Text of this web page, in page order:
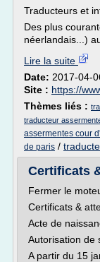
Traducteurs et
Des plus
néerlandais...)
Lire la suite
Date: 2017-04-
Site : https://
Thèmes liés :
traducteur
assermentes cour
de paris /
Certificats
Fermer le
Certificats &
Acte de
Autorisation de
A partir du 15